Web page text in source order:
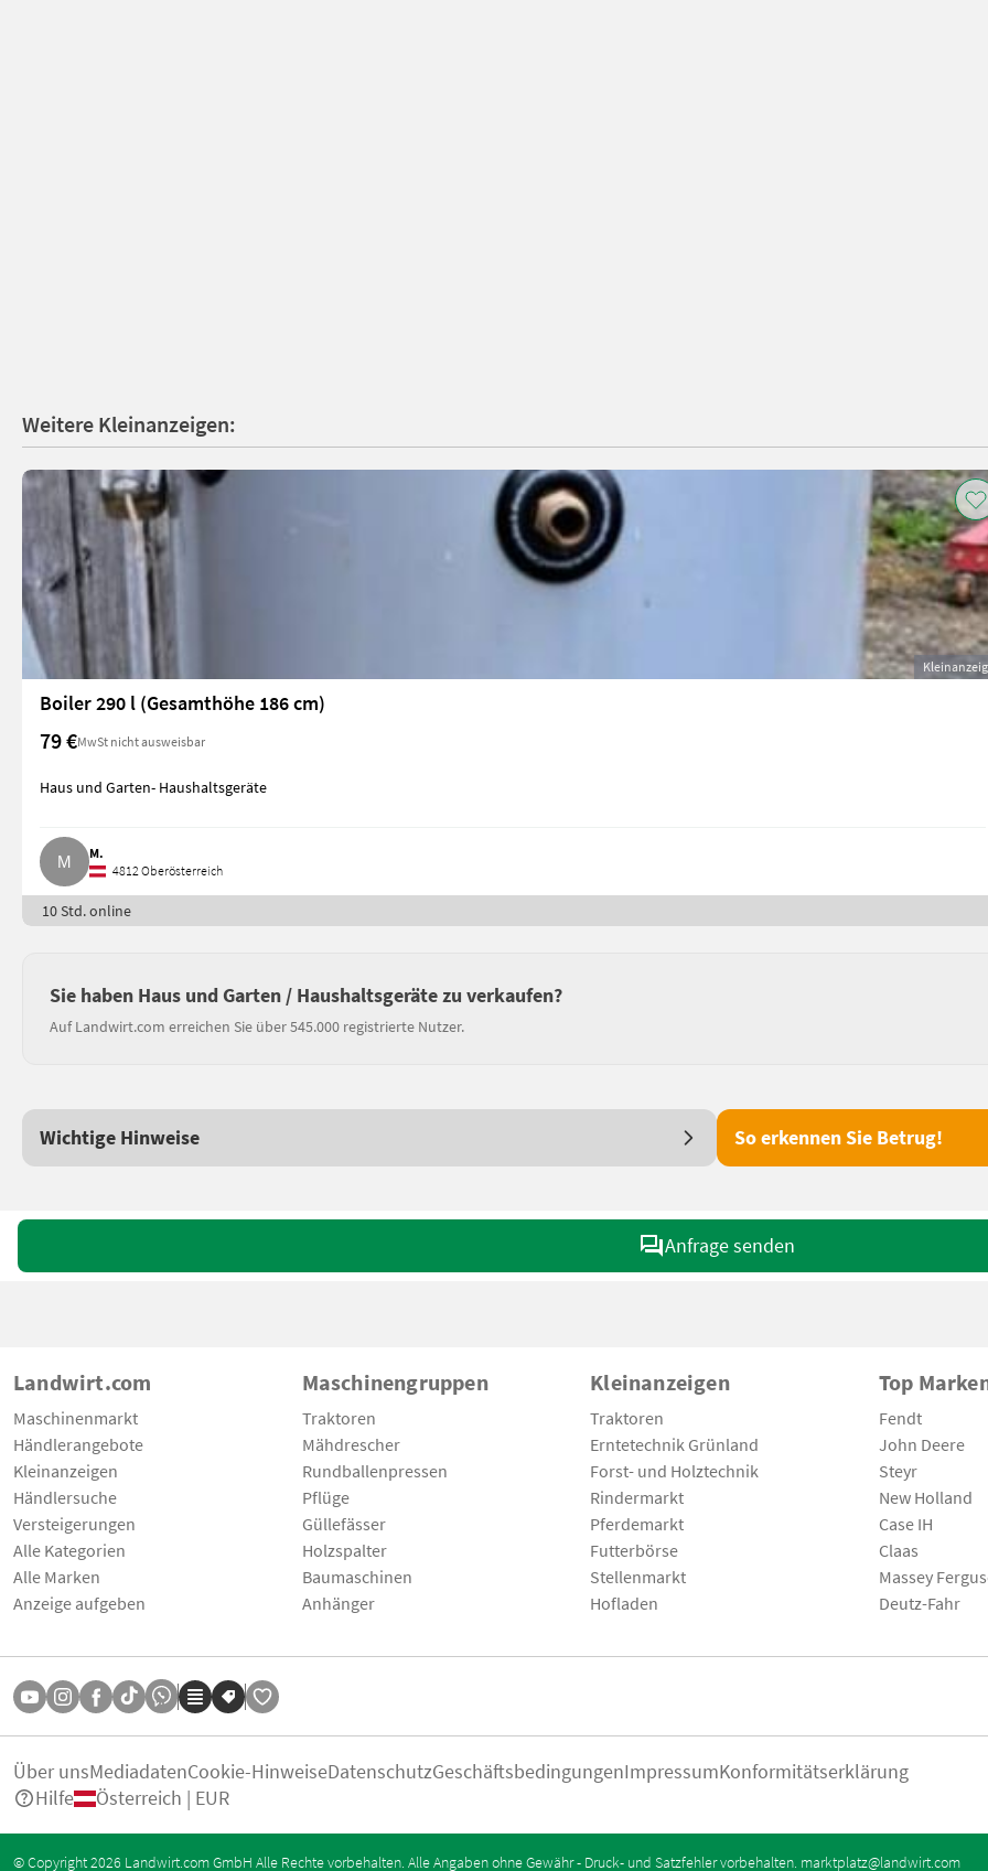
Weitere Kleinanzeigen:
Boiler 290 l (Gesamthöhe 186 cm)
79 €MwSt nicht ausweisbar
Haus und Garten- Haushaltsgeräte
M.
4812 Oberösterreich
10 Std. online
Sie haben Haus und Garten / Haushaltsgeräte zu verkaufen?
Auf Landwirt.com erreichen Sie über 545.000 registrierte Nutzer.
Wichtige Hinweise So erkennen Sie Betrug!
Anfrage senden
Landwirt.com
Maschinenmarkt
Händlerangebote
Kleinanzeigen
Händlersuche
Versteigerungen
Alle Kategorien
Alle Marken
Anzeige aufgeben
Maschinengruppen
Traktoren
Mähdrescher
Rundballenpressen
Pflüge
Güllefässer
Holzspalter
Baumaschinen
Anhänger
Kleinanzeigen
Traktoren
Erntetechnik Grünland
Forst- und Holztechnik
Rindermarkt
Pferdemarkt
Futterbörse
Stellenmarkt
Hofladen
Top
Fendt
John Deere
Steyr
New Holland
Case IH
Claas
Massey
Deutz-Fahr
Über unsMediadatenCookie-HinweiseDatenschutzGeschäftsbedingungenImpressumKonformitätserklärung
Hilfe
Österreich | EUR
© Copyright 2026 Landwirt.com GmbH Alle Rechte vorbehalten. Alle Angaben ohne Gewähr - Druck- und Satzfehler vorbehalten. marktplatz@landwirt.com